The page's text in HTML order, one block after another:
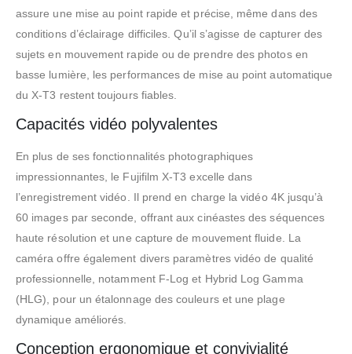
assure une mise au point rapide et précise, même dans des
conditions d’éclairage difficiles. Qu’il s’agisse de capturer des
sujets en mouvement rapide ou de prendre des photos en
basse lumière, les performances de mise au point automatique
du X-T3 restent toujours fiables.
Capacités vidéo polyvalentes
En plus de ses fonctionnalités photographiques
impressionnantes, le Fujifilm X-T3 excelle dans
l’enregistrement vidéo. Il prend en charge la vidéo 4K jusqu’à
60 images par seconde, offrant aux cinéastes des séquences
haute résolution et une capture de mouvement fluide. La
caméra offre également divers paramètres vidéo de qualité
professionnelle, notamment F-Log et Hybrid Log Gamma
(HLG), pour un étalonnage des couleurs et une plage
dynamique améliorés.
Conception ergonomique et convivialité